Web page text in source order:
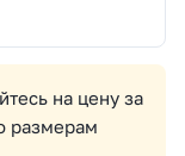
на цену за
размерам